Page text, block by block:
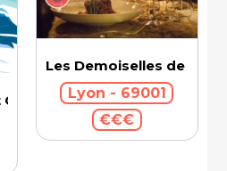
Hotel Dieu
Les Demoiselles de
Lyon - 69001
€€€